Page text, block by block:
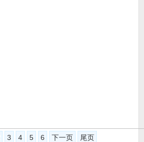
3 4 5 6 下一页 尾页